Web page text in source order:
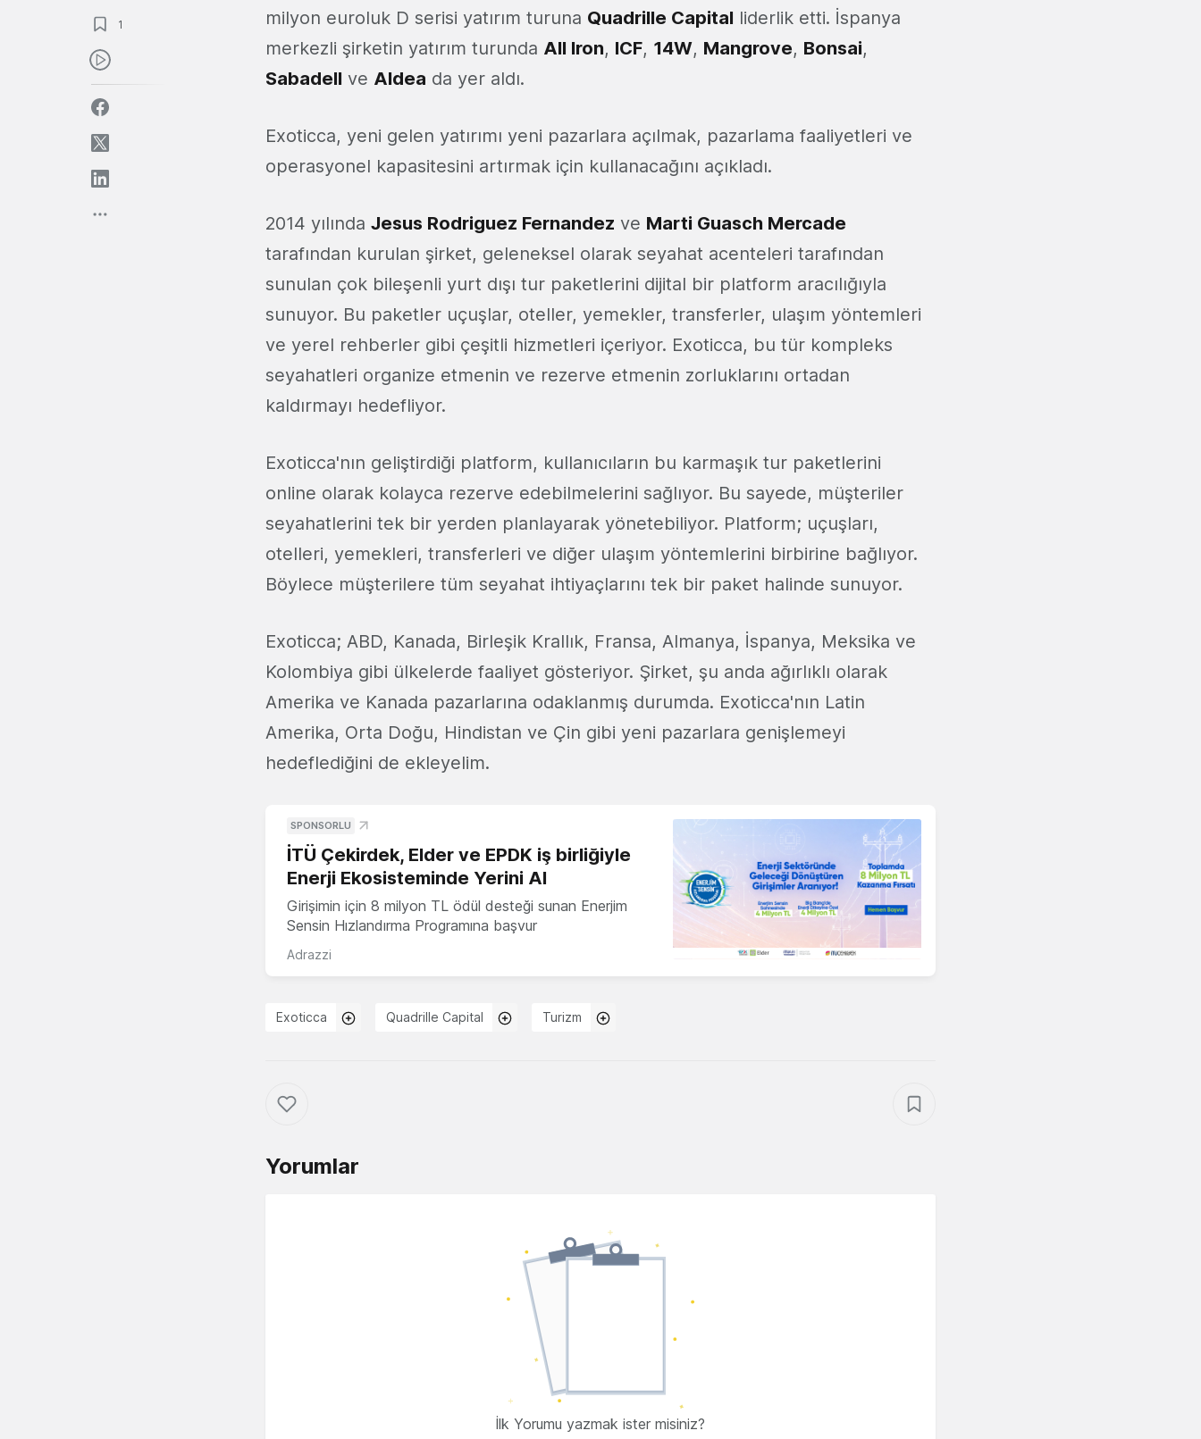
1
milyon euroluk D serisi yatırım turuna Quadrille Capital liderlik etti. İspanya
merkezli şirketin yatırım turunda All Iron, ICF, 14W, Mangrove, Bonsai,
Sabadell ve Aldea da yer aldı.
Exoticca, yeni gelen yatırımı yeni pazarlara açılmak, pazarlama faaliyetleri ve
operasyonel kapasitesini artırmak için kullanacağını açıkladı.
2014 yılında Jesus Rodriguez Fernandez ve Marti Guasch Mercade
tarafından kurulan şirket, geleneksel olarak seyahat acenteleri tarafından
sunulan çok bileşenli yurt dışı tur paketlerini dijital bir platform aracılığıyla
sunuyor. Bu paketler uçuşlar, oteller, yemekler, transferler, ulaşım yöntemleri
ve yerel rehberler gibi çeşitli hizmetleri içeriyor. Exoticca, bu tür kompleks
seyahatleri organize etmenin ve rezerve etmenin zorluklarını ortadan
kaldırmayı hedefliyor.
Exoticca'nın geliştirdiği platform, kullanıcıların bu karmaşık tur paketlerini
online olarak kolayca rezerve edebilmelerini sağlıyor. Bu sayede, müşteriler
seyahatlerini tek bir yerden planlayarak yönetebiliyor. Platform; uçuşları,
otelleri, yemekleri, transferleri ve diğer ulaşım yöntemlerini birbirine bağlıyor.
Böylece müşterilere tüm seyahat ihtiyaçlarını tek bir paket halinde sunuyor.
Exoticca; ABD, Kanada, Birleşik Krallık, Fransa, Almanya, İspanya, Meksika ve
Kolombiya gibi ülkelerde faaliyet gösteriyor. Şirket, şu anda ağırlıklı olarak
Amerika ve Kanada pazarlarına odaklanmış durumda. Exoticca'nın Latin
Amerika, Orta Doğu, Hindistan ve Çin gibi yeni pazarlara genişlemeyi
hedeflediğini de ekleyelim.
SPONSORLU
İTÜ Çekirdek, Elder ve EPDK iş birliğiyle
Enerji Ekosisteminde Yerini Al
Girişimin için 8 milyon TL ödül desteği sunan Enerjim
Sensin Hızlandırma Programına başvur
Adrazzi
Exoticca Quadrille Capital Turizm
Yorumlar
İlk Yorumu yazmak ister misiniz?